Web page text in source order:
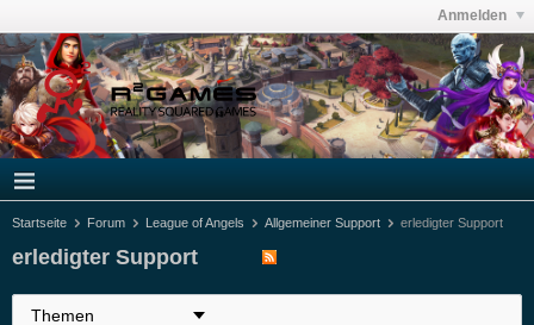
Anmelden
Startseite Forum League of Angels Allgemeiner Support erledigter Support
erledigter Support